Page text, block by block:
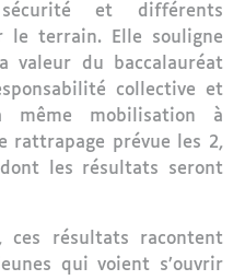
et différents
le terrain. Elle souligne
valeur du baccalauréat
collective et
mobilisation à
rattrapage prévue les 2,
les résultats seront
ces résultats racontent
qui voient s’ouvrir